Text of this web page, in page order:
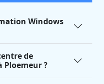
Windows
de
Ploemeur ?